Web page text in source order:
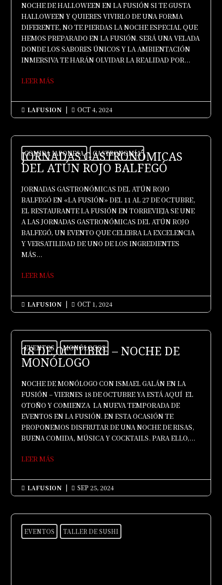
NOCHE DE HALLOWEEN EN LA FUSIÓN SI TE GUSTA
HALLOWEEN Y QUIERES VIVIRLO DE UNA FORMA
DIFERENTE, NO TE PIERDAS LA NOCHE ESPECIAL QUE
HEMOS PREPARADO EN LA FUSIÓN. SERÁ UNA VELADA
DONDE LOS SABORES ÚNICOS Y LA AMBIENTACIÓN
INMERSIVA TE HARÁN OLVIDAR LA REALIDAD POR...
LEER MÁS
 LAFUSION |  OCT 4, 2024
COMIDA JAPONESA GASTRONOMÍA
JORNADAS GASTRONÓMICAS
DEL ATÚN ROJO BALFEGÓ
JORNADAS GASTRONÓMICAS DEL ATÚN ROJO
BALFEGÓ EN «LA FUSIÓN» DEL 11 AL 27 DE OCTUBRE,
EL RESTAURANTE LA FUSIÓN EN TORREVIEJA SE UNE
A LAS JORNADAS GASTRONÓMICAS DEL ATÚN ROJO
BALFEGÓ, UN EVENTO QUE CELEBRA LA EXCELENCIA
Y VERSATILIDAD DE UNO DE LOS INGREDIENTES
MÁS...
LEER MÁS
 LAFUSION |  OCT 1, 2024
EVENTOS MONÓLOGOS
18 DE OCTUBRE – NOCHE DE
MONÓLOGO
NOCHE DE MONÓLOGO CON ISMAEL GALÁN EN LA
FUSIÓN – VIERNES 18 DE OCTUBRE YA ESTÁ AQUÍ EL
OTOÑO Y COMIENZA LA NUEVA TEMPORADA DE
EVENTOS EN LA FUSIÓN. EN ESTA OCASIÓN TE
PROPONEMOS DISFRUTAR DE UNA NOCHE DE RISAS,
BUENA COMIDA, MÚSICA Y COCKTAILS. PARA ELLO,...
LEER MÁS
 LAFUSION |  SEP 25, 2024
EVENTOS TALLER DE SUSHI